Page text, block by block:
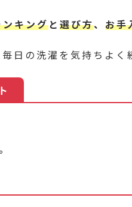
ンキングと 選び方、 お手
日の洗濯を気持ちよく